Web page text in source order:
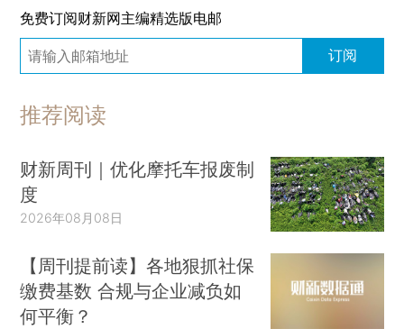
免费订阅财新网主编精选版电邮
订阅
推荐阅读
财新周刊｜优化摩托车报废制
度
2026年08月08日
【周刊提前读】各地狠抓社保
缴费基数 合规与企业减负如
何平衡？